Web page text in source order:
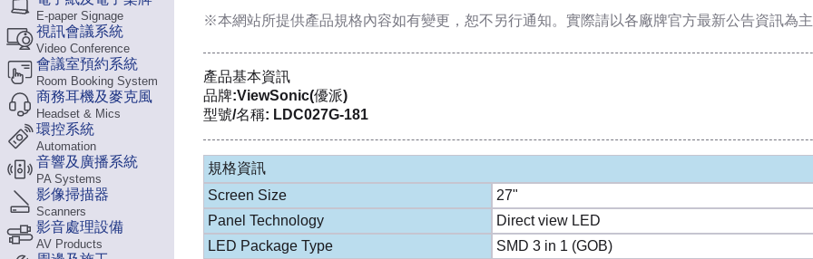
E-paper Signage
視訊會議系統
Video Conference
會議室預約系統
Room Booking System
商務耳機及麥克風
Headset & Mics
環控系統
Automation
音響及廣播系統
PA Systems
影像掃描器
Scanners
影音處理設備
AV Products
※本網站所提供產品規格內容如有變更，恕不另行通知。實際請以各廠牌官方最新公告資訊為
產品基本資訊
品牌:ViewSonic(優派)
型號/名稱: LDC027G-181
規格資訊
Screen Size
27"
Panel Technology
Direct view LED
LED Package Type
SMD 3 in 1 (GOB)